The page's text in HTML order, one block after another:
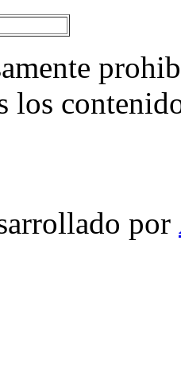
los
por